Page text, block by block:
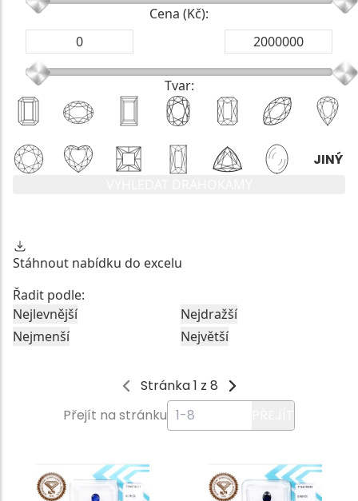
Cena (Kč):
Tvar:
Stáhnout nabídku do excelu
Řadit podle:
Nejlevnější
Nejdražší
Nejmenší
Největší
Stránka 1 z 8
Přejít na stránku